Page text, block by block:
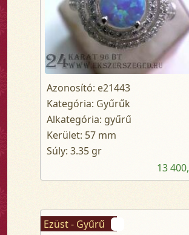
Azonosító: e21443
Kategória: Gyűrűk
Alkategória: gyűrű
Kerület: 57 mm
Súly: 3.35 gr
13
Ezüst - Gyűrű